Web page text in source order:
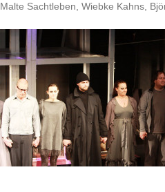
Malte Sachtleben, Wiebke Kahns,